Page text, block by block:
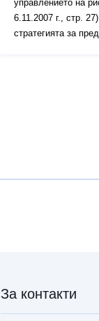
управлението на
6.11.2007 г., стр.
стратегията за
използва за
За контакти